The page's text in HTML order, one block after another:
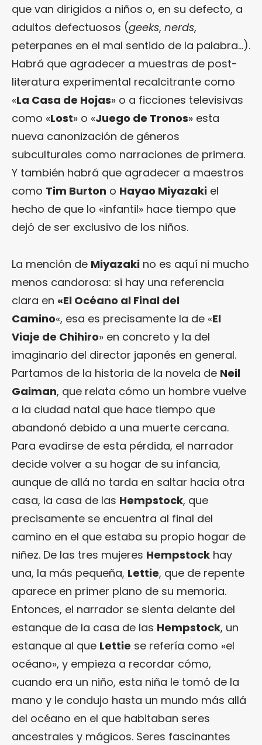
que van dirigidos a niños o, en su defecto, a
adultos defectuosos (geeks, nerds,
peterpanes en el mal sentido de la palabra…).
Habrá que agradecer a muestras de post-
literatura experimental recalcitrante como
«La Casa de Hojas» o a ficciones televisivas
como «Lost» o «Juego de Tronos» esta
nueva canonización de géneros
subculturales como narraciones de primera.
Y también habrá que agradecer a maestros
como Tim Burton o Hayao Miyazaki el
hecho de que lo «infantil» hace tiempo que
dejó de ser exclusivo de los niños.
La mención de Miyazaki no es aquí ni mucho
menos candorosa: si hay una referencia
clara en «El Océano al Final del
Camino«, esa es precisamente la de «El
Viaje de Chihiro» en concreto y la del
imaginario del director japonés en general.
Partamos de la historia de la novela de Neil
Gaiman, que relata cómo un hombre vuelve
a la ciudad natal que hace tiempo que
abandonó debido a una muerte cercana.
Para evadirse de esta pérdida, el narrador
decide volver a su hogar de su infancia,
aunque de allá no tarda en saltar hacia otra
casa, la casa de las Hempstock, que
precisamente se encuentra al final del
camino en el que estaba su propio hogar de
niñez. De las tres mujeres Hempstock hay
una, la más pequeña, Lettie, que de repente
aparece en primer plano de su memoria.
Entonces, el narrador se sienta delante del
estanque de la casa de las Hempstock, un
estanque al que Lettie se refería como «el
océano», y empieza a recordar cómo,
cuando era un niño, esta niña le tomó de la
mano y le condujo hasta un mundo más allá
del océano en el que habitaban seres
ancestrales y mágicos. Seres fascinantes